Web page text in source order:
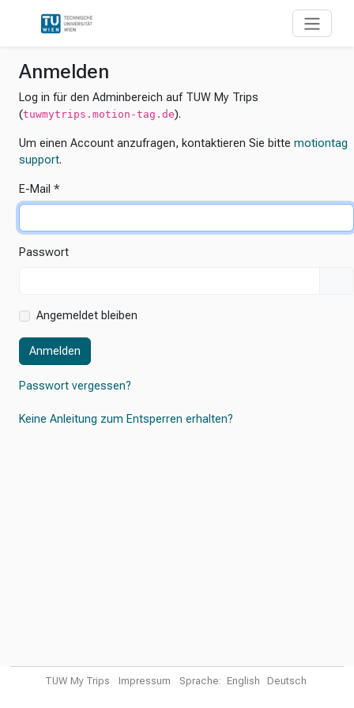
Anmelden
Log in für den Adminbereich auf TUW My Trips
(tuwmytrips.motion-tag.de).
Um einen Account anzufragen, kontaktieren Sie bitte motiontag
support.
E-Mail
Passwort
Angemeldet bleiben
Passwort vergessen?
Keine Anleitung zum Entsperren erhalten?
TUW My Trips Impressum Sprache: English Deutsch